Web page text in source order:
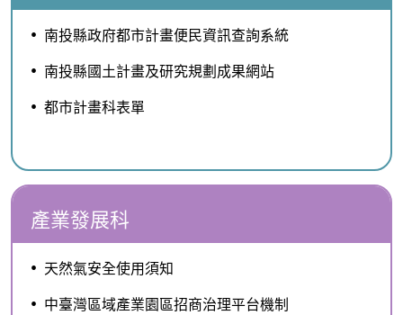
南投縣政府都市計畫便民資訊查詢系統
南投縣國土計畫及研究規劃成果網站
都市計畫科表單
產業發展科
天然氣安全使用須知
中臺灣區域產業園區招商治理平台機制